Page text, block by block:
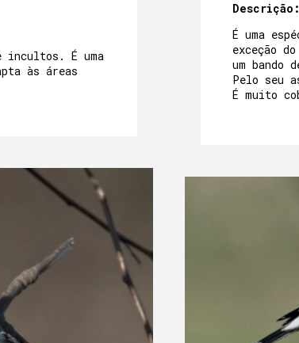
MÃE-CASA
A NOSSA COMIDA
BEM ESTAR NA GRUTA
A NOSSA PISCINA
incultos. É uma
às áreas
Descrição:
É uma
exceção
um bando
Pelo seu
É muito